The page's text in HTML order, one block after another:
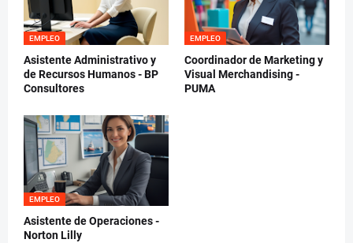
EMPLEO
Asistente Administrativo y
de Recursos Humanos - BP
Consultores
EMPLEO
Coordinador de Marketing y
Visual Merchandising -
PUMA
EMPLEO
Asistente de Operaciones -
Norton Lilly